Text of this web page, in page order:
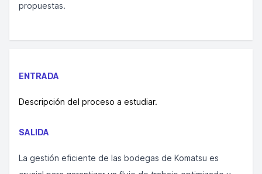
propuestas.
ENTRADA
Descripción del proceso a estudiar.
SALIDA
La gestión eficiente de las bodegas de Komatsu es